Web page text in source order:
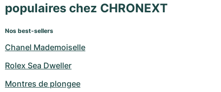
populaires chez CHRONEXT
Nos best-sellers
Chanel Mademoiselle
Rolex Sea Dweller
Montres de plongee